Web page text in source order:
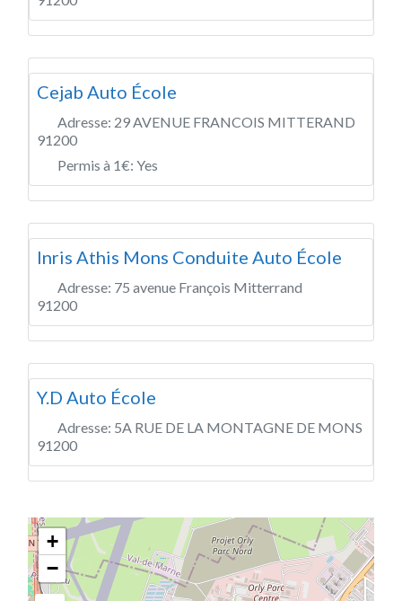
Cejab Auto École
Adresse: 29 AVENUE FRANCOIS MITTERAND
91200
Permis à 1€: Yes
Inris Athis Mons Conduite Auto École
Adresse: 75 avenue François Mitterrand
91200
Y.D Auto École
Adresse: 5A RUE DE LA MONTAGNE DE MONS
91200
+
−